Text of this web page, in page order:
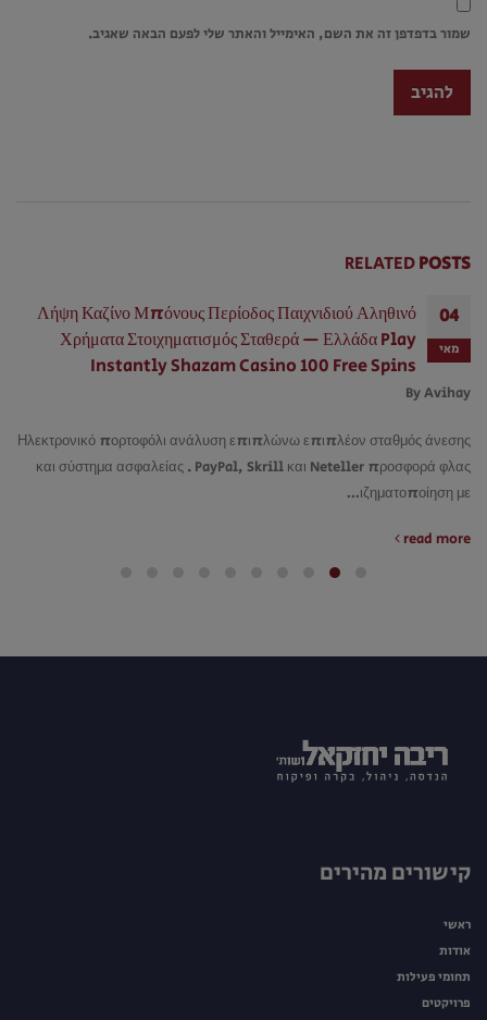
שמור בדפדפן זה את השם, האימייל והאתר שלי לפעם הבאה שאגיב.
RELATEDPOSTS
04
מאי
Λήψη Καζίνο Μπόνους Περίοδος Παιχνιδιού Αληθινό
Χρήματα Στοιχηματισμός Σταθερά — Ελλάδα Play
Instantly Shazam Casino 100 Free Spins
ByAvihay
Ηλεκτρονικό πορτοφόλι ανάλυση επιπλώνω επιπλέον σταθμός άνεσης
και σύστημα ασφαλείας . PayPal, Skrill και Neteller προσφορά φλας
ιζηματοποίηση με…
read more
קישורים מהירים
ראשי
אודות
תחומי פעילות
פרויקטים